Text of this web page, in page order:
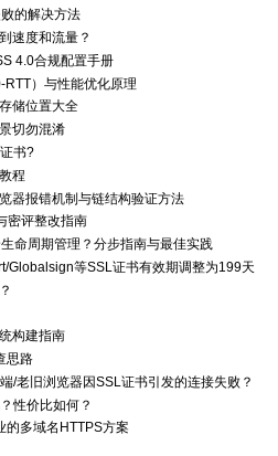
的解决方法
速度和流量？
4.0合规配置手册
）与性能优化原理
储位置大全
切勿混淆
书?
程
器报错机制与链结构验证方法
密评整改指南
命周期管理？分步指南与最佳实践
Globalsign等SSL证书有效期调整为199天
构建指南
思路
/老旧浏览器因SSL证书引发的连接失败？
性价比如何？
的多域名HTTPS方案